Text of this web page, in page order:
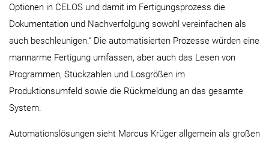
Optionen in CELOS und damit im Fertigungsprozess die
Dokumentation und Nachverfolgung sowohl vereinfachen als
auch beschleunigen.“ Die automatisierten Prozesse würden eine
mannarme Fertigung umfassen, aber auch das Lesen von
Programmen, Stückzahlen und Losgrößen im
Produktionsumfeld sowie die Rückmeldung an das gesamte
System.
Automationslösungen sieht Marcus Krüger allgemein als großen